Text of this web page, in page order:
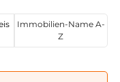
Immobilien-Name A-
Z